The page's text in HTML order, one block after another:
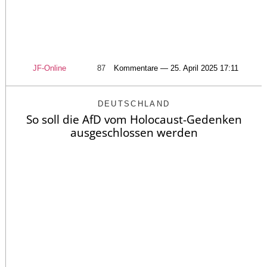
JF-Online 87 Kommentare — 25. April 2025 17:11
DEUTSCHLAND
So soll die AfD vom Holocaust-Gedenken
ausgeschlossen werden